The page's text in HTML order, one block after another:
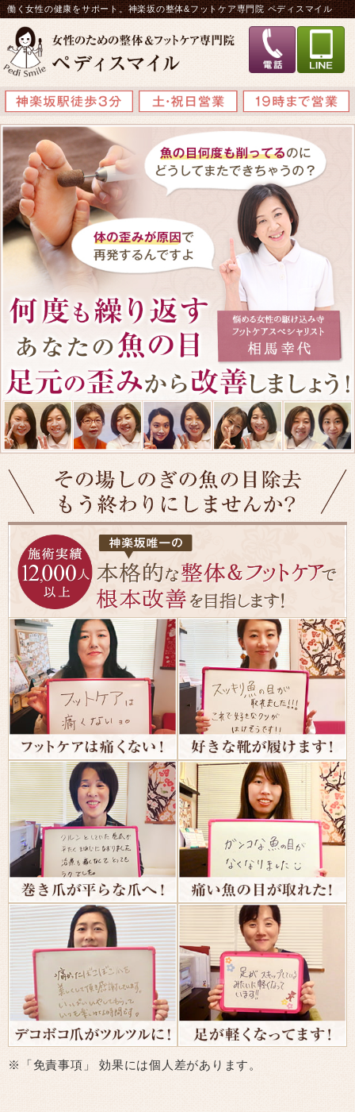
働く女性の健康をサポート。神楽坂の整体&フットケア専門院 ペディスマイル
※「免責事項」 効果には個人差があります。